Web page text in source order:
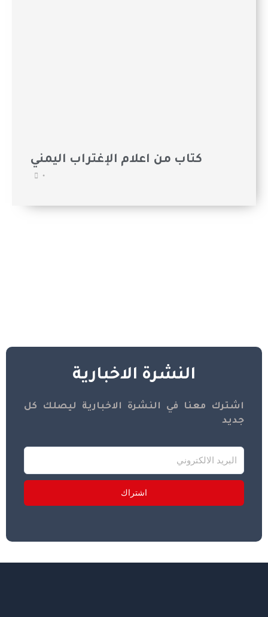
كتاب من اعلام الإغتراب اليمني
•
النشرة الاخبارية
اشترك معنا في النشرة الاخبارية ليصلك كل
جديد
اشتراك